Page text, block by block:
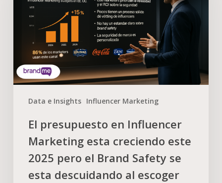
Data e Insights Influencer Marketing
El presupuesto en Influencer
Marketing esta creciendo este
2025 pero el Brand Safety se
esta descuidando al escoger